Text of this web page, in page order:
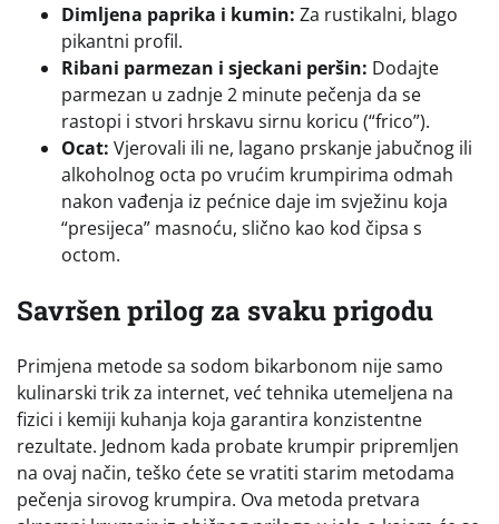
Dimljena paprika i kumin: Za rustikalni, blago
pikantni profil.
Ribani parmezan i sjeckani peršin: Dodajte
parmezan u zadnje 2 minute pečenja da se
rastopi i stvori hrskavu sirnu koricu (“frico”).
Ocat: Vjerovali ili ne, lagano prskanje jabučnog ili
alkoholnog octa po vrućim krumpirima odmah
nakon vađenja iz pećnice daje im svježinu koja
“presijeca” masnoću, slično kao kod čipsa s
octom.
Savršen prilog za svaku prigodu
Primjena metode sa sodom bikarbonom nije samo
kulinarski trik za internet, već tehnika utemeljena na
fizici i kemiji kuhanja koja garantira konzistentne
rezultate. Jednom kada probate krumpir pripremljen
na ovaj način, teško ćete se vratiti starim metodama
pečenja sirovog krumpira. Ova metoda pretvara